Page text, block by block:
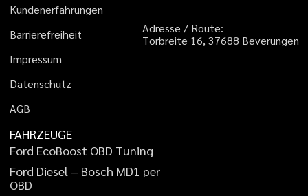
Kundenerfahrungen
Barrierefreiheit
Impressum
Datenschutz
AGB
Adresse / Route:
Torbreite 16, 37688 Beverungen
FAHRZEUGE
Ford EcoBoost OBD Tuning
Ford Diesel – Bosch MD1 per
OBD